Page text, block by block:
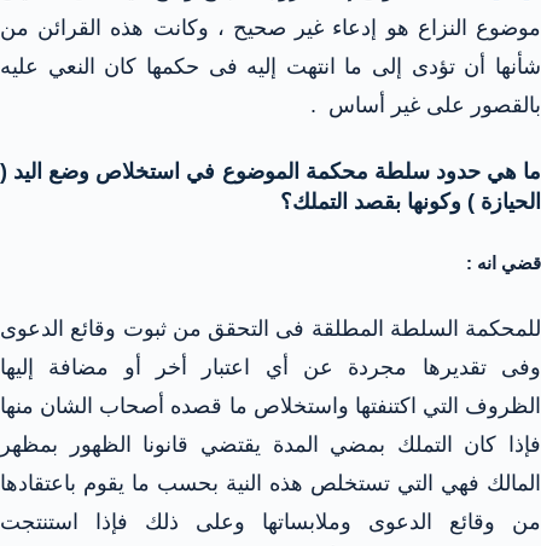
موضوع النزاع هو إدعاء غير صحيح ، وكانت هذه القرائن من
شأنها أن تؤدى إلى ما انتهت إليه فى حكمها كان النعي عليه
بالقصور على غير أساس .
ما هي حدود سلطة محكمة الموضوع في استخلاص وضع اليد (
الحيازة ) وكونها بقصد التملك؟
قضي انه :
للمحكمة السلطة المطلقة فى التحقق من ثبوت وقائع الدعوى
وفى تقديرها مجردة عن أي اعتبار أخر أو مضافة إليها
الظروف التي اكتنفتها واستخلاص ما قصده أصحاب الشان منها
فإذا كان التملك بمضي المدة يقتضي قانونا الظهور بمظهر
المالك فهي التي تستخلص هذه النية بحسب ما يقوم باعتقادها
من وقائع الدعوى وملابساتها وعلى ذلك فإذا استنتجت